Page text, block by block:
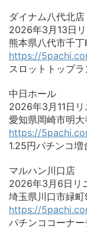
ダイナム八代北店
2026年3月13日
熊本県八代市千
https://
スロットトップラ
中日ホール
2026年3月11日
愛知県岡崎市明
https://
1.25円パチンコ増
マルハン川口店
2026年3月6日リ
埼玉県川口市緑
https://
パチンココーナ